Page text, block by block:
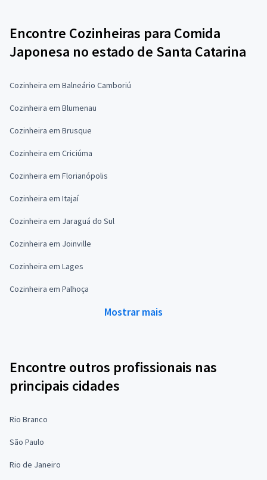
Encontre Cozinheiras para Comida
Japonesa no estado de Santa Catarina
Cozinheira em Balneário Camboriú
Cozinheira em Blumenau
Cozinheira em Brusque
Cozinheira em Criciúma
Cozinheira em Florianópolis
Cozinheira em Itajaí
Cozinheira em Jaraguá do Sul
Cozinheira em Joinville
Cozinheira em Lages
Cozinheira em Palhoça
Mostrar mais
Encontre outros profissionais nas
principais cidades
Rio Branco
São Paulo
Rio de Janeiro